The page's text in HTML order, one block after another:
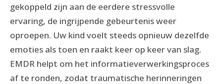
gekoppeld zijn aan de eerdere stressvolle
ervaring, de ingrijpende gebeurtenis weer
oproepen. Uw kind voelt steeds opnieuw dezelfde
emoties als toen en raakt keer op keer van slag.
EMDR helpt om het informatieverwerkingsproces
af te ronden, zodat traumatische herinneringen